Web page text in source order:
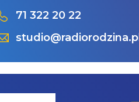
71 322 20 22
studio@radiorodzina.pl